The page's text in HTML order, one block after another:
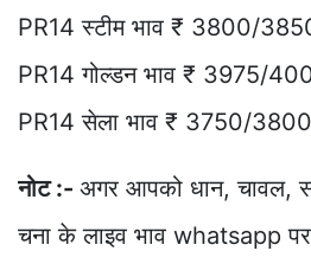
PR14 स्टीम भाव ₹ 3800/
PR14 गोल्डन भाव ₹ 3975/
PR14 सेला भाव ₹ 3750/
नोट :- अगर आपको धान, चावल,
चना के लाइव भाव whatsapp